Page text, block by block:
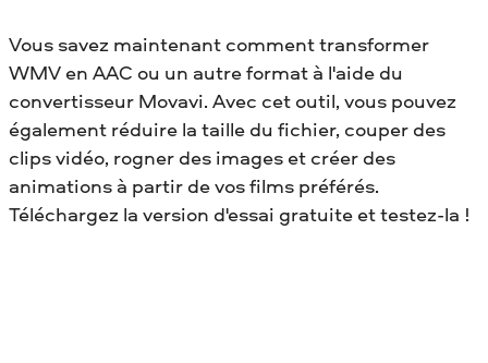
Vous savez maintenant comment transformer
WMV en AAC ou un autre format à l'aide du
convertisseur Movavi. Avec cet outil, vous pouvez
également réduire la taille du fichier, couper des
clips vidéo, rogner des images et créer des
animations à partir de vos films préférés.
Téléchargez la version d'essai gratuite et testez-la !